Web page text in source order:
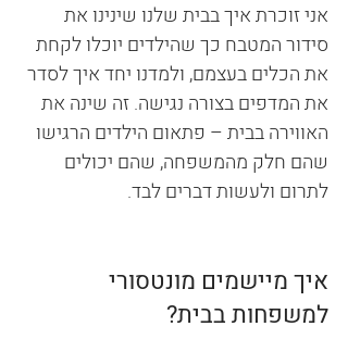
אני זוכרת איך בבית שלנו שינינו את
סידור המטבח כך שהילדים יוכלו לקחת
את הכלים בעצמם, ולמדנו יחד איך לסדר
את המדפים בצורה נגישה. זה שינה את
האווירה בבית – פתאום הילדים הרגישו
שהם חלק מהמשפחה, שהם יכולים
לתרום ולעשות דברים לבד.
איך מיישמים מונטסורי
למשפחות בבית?